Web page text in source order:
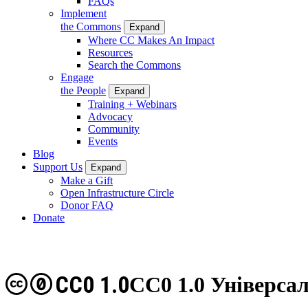
Implement
the Commons
Expand
Where CC Makes An Impact
Resources
Search the Commons
Engage
the People
Expand
Training + Webinars
Advocacy
Community
Events
Blog
Support Us
Expand
Make a Gift
Open Infrastructure Circle
Donor FAQ
Donate
CC0 1.0
CC0 1.0